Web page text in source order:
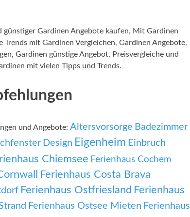
Gardinen Angebote kaufen, Mit Gardinen
mit Gardinen Vergleichen, Gardinen Angebote,
Gardinen günstige Angebot, Preisvergleiche und
mit vielen Tipps und Trends.
und Angebote: Altersvorsorge Badezimmer
Design Eigenheim Einbruch
Chiemsee Ferienhaus Cochem
Ferienhaus Costa Brava
Ferienhaus Ostfriesland Ferienhaus
Ferienhaus Ostsee Mieten Ferienhaus